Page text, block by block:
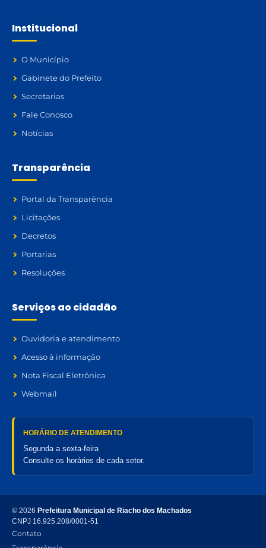
Institucional
O Município
Gabinete do Prefeito
Secretarias
Fale Conosco
Notícias
Transparência
Portal da Transparência
Licitações
Decretos
Portarias
Resoluções
Serviços ao cidadão
Ouvidoria e atendimento
Acesso à informação
Nota Fiscal Eletrônica
Webmail
HORÁRIO DE ATENDIMENTO
Segunda a sexta-feira
Consulte os horários de cada setor.
© 2026 Prefeitura Municipal de Riacho dos Machados
CNPJ 16.925.208/0001-51
Contato